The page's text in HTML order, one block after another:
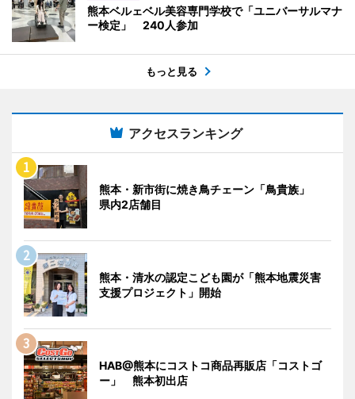
熊本ベルェベル美容専門学校で「ユニバーサルマナ
ー検定」 240人参加
もっと見る
アクセスランキング
熊本・新市街に焼き鳥チェーン「鳥貴族」
県内2店舗目
熊本・清水の認定こども園が「熊本地震災害
支援プロジェクト」開始
HAB@熊本にコストコ商品再販店「コストゴ
ー」 熊本初出店